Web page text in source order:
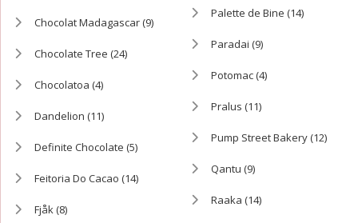
Chocolat Madagascar(9)
Chocolate Tree (24)
Chocolatoa (4)
Dandelion (11)
Definite Chocolate (5)
Feitoria Do Cacao (14)
Fjåk(8)
Palette de Bine (14)
Paradai (9)
Potomac(4)
Pralus (11)
Pump Street Bakery(12)
Qantu (9)
Raaka (14)